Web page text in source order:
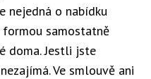
nejedná o nabídku
samostatně
doma. Jestli jste
Ve smlouvě ani